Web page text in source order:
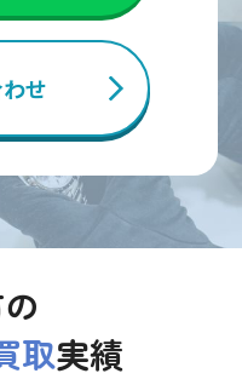
せ
取実績